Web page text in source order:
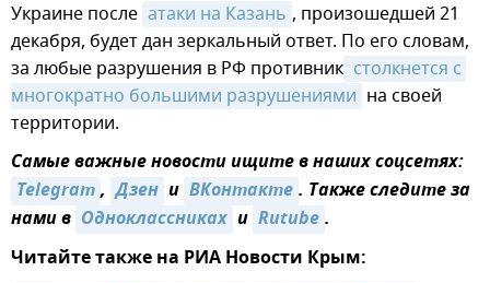
Украине после атаки на Казань , произошедшей 21
декабря, будет дан зеркальный ответ. По его словам,
за любые разрушения в РФ противник столкнется с
многократно большими разрушениями на своей
территории.
Самые важные новости ищите в наших соцсетях:
Telegram, Дзен и ВКонтакте. Также следите за
нами в Одноклассниках и Rutube.
Читайте также на РИА Новости Крым: